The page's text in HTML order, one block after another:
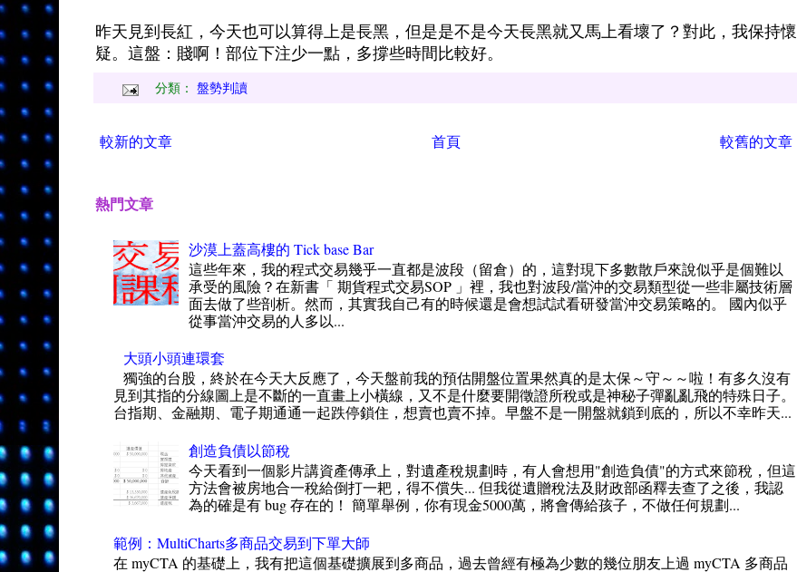
昨天見到長紅，今天也可以算得上是長黑，但是是不是今天長黑就又馬上看壞了？對此，我保持懷
疑。這盤：賤啊！部位下注少一點，多撐些時間比較好。
分類： 盤勢判讀
較新的文章 較舊的文章
首頁
熱門文章
沙漠上蓋高樓的 Tick base Bar
這些年來，我的程式交易幾乎一直都是波段（留倉）的，這對現下多數散戶來說似乎是個難以
承受的風險？在新書「 期貨程式交易SOP 」裡，我也對波段/當沖的交易類型從一些非屬技術層
面去做了些剖析。然而，其實我自己有的時候還是會想試試看研發當沖交易策略的。 國內似乎
從事當沖交易的人多以...
大頭小頭連環套
獨強的台股，終於在今天大反應了，今天盤前我的預估開盤位置果然真的是太保～守～～啦！有多久沒有
見到其指的分線圖上是不斷的一直畫上小橫線，又不是什麼要開徵證所稅或是神秘子彈亂亂飛的特殊日子。
台指期、金融期、電子期通通一起跌停鎖住，想賣也賣不掉。早盤不是一開盤就鎖到底的，所以不幸昨天...
創造負債以節稅
今天看到一個影片講資產傳承上，對遺產稅規劃時，有人會想用"創造負債"的方式來節稅，但這
方法會被房地合一稅給倒打一耙，得不償失... 但我從遺贈稅法及財政部函釋去查了之後，我認
為的確是有 bug 存在的！ 簡單舉例，你有現金5000萬，將會傳給孩子，不做任何規劃...
範例：MultiCharts多商品交易到下單大師
在 myCTA 的基礎上，我有把這個基礎擴展到多商品，過去曾經有極為少數的幾位朋友上過 myCTA 多商品